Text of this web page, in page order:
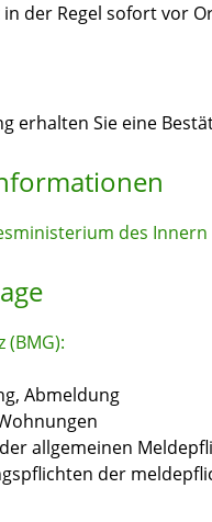
der Regel sofort vor
erhalten Sie eine
des
(BMG):
Abmeldung
allgemeinen
der